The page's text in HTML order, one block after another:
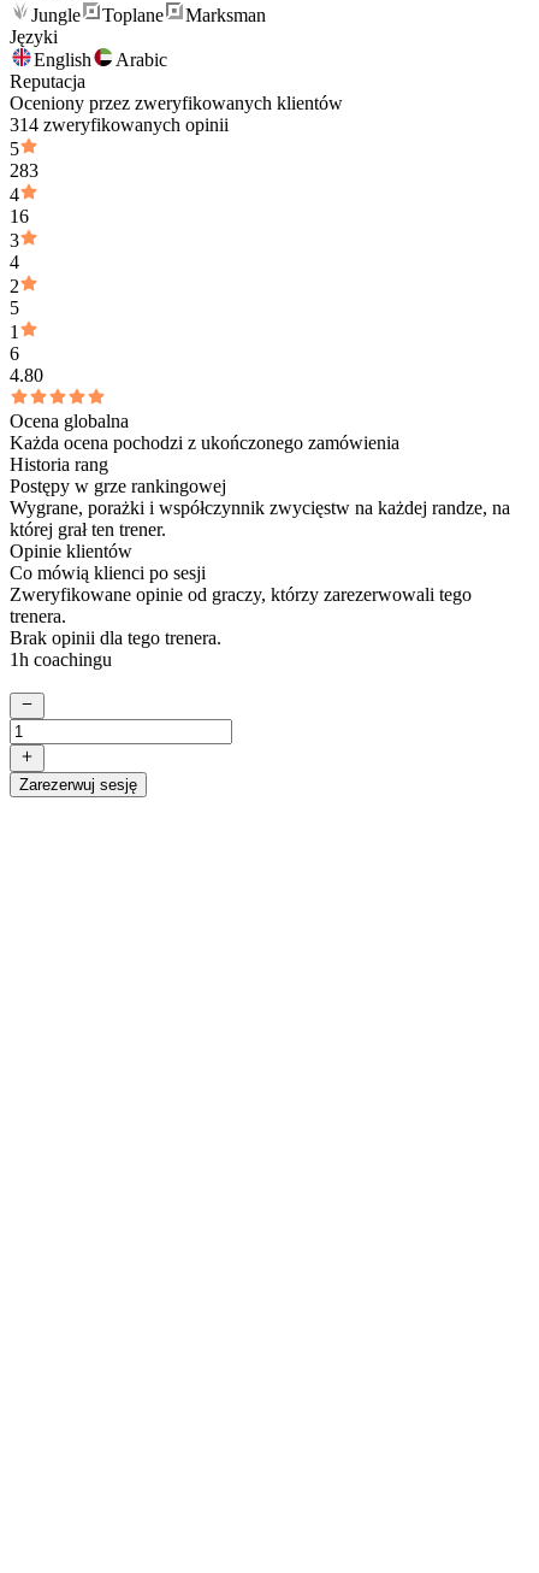
Jungle
Toplane
Marksman
Języki
English
Arabic
Reputacja
Oceniony przez zweryfikowanych klientów
314 zweryfikowanych opinii
5
283
4
16
3
4
2
5
1
6
4.80
Ocena globalna
Każda ocena pochodzi z ukończonego zamówienia
Historia rang
Postępy w grze rankingowej
Wygrane, porażki i współczynnik zwycięstw na każdej randze, na
której grał ten trener.
Opinie klientów
Co mówią klienci po sesji
Zweryfikowane opinie od graczy, którzy zarezerwowali tego
trenera.
Brak opinii dla tego trenera.
1h coachingu
Zarezerwuj sesję